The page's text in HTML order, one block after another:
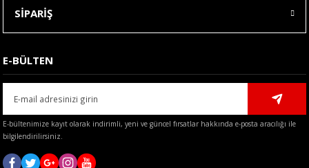
Gönder
SİPARİŞ
E-BÜLTEN
E-bültenimize kayıt olarak indirimli, yeni ve güncel fırsatlar hakkında e-posta aracılığı ile
bilgilendirilirsiniz.